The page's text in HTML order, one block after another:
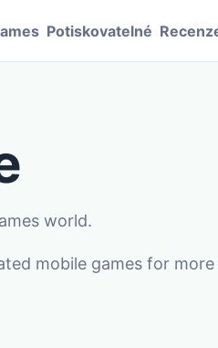
Potiskovatelné
world.
mobile games for